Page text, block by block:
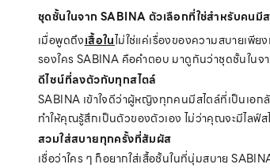
ชุดชั้นในจาก SABINA ตัวเลือกที่ใช่สำหรับคนมี
เมื่อพูดถึงเสื้อในไม่ใช่แค่เรื่องของความสบายเพี
รองใคร SABINA คือคำตอบ มาดูกันว่าชุดชั้นใน
ดีไซน์ที่ลงตัวกับทุกสไตล์
SABINA เข้าใจดีว่าผู้หญิงทุกคนมีสไตล์ที่เป็นเอ
ทำให้คุณรู้สึกเป็นตัวของตัวเอง ไม่ว่าคุณจะมีไล
สวมใส่สบายทุกครั้งที่สัมผัส
เชื่อว่าใคร ๆ ก็อยากใส่เสื้อชั้นในที่นุ่มสบาย